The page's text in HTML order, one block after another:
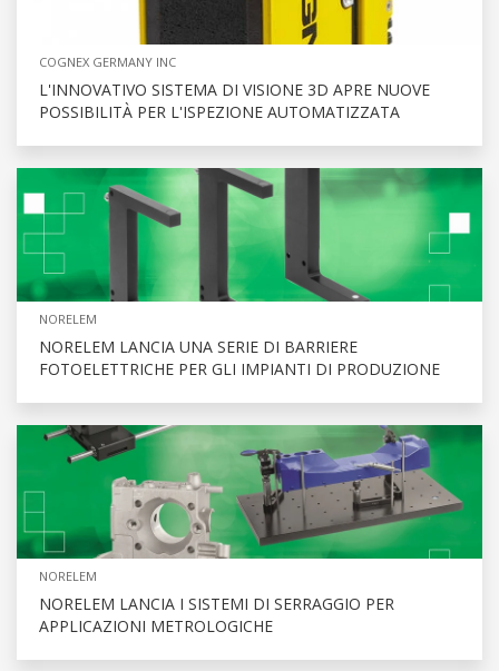
COGNEX GERMANY INC
L'INNOVATIVO SISTEMA DI VISIONE 3D APRE NUOVE
POSSIBILITÀ PER L'ISPEZIONE AUTOMATIZZATA
NORELEM
NORELEM LANCIA UNA SERIE DI BARRIERE
FOTOELETTRICHE PER GLI IMPIANTI DI PRODUZIONE
NORELEM
NORELEM LANCIA I SISTEMI DI SERRAGGIO PER
APPLICAZIONI METROLOGICHE